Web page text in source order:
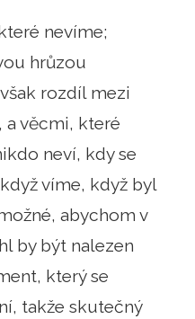
nevíme;
hrůzou
rozdíl mezi
a věcmi, které
neví, kdy se
víme, když byl
abychom v
by být nalezen
který se
takže skutečný